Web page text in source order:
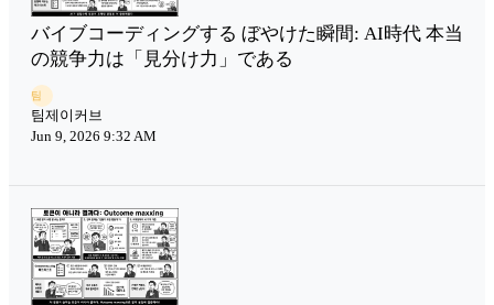
バイブコーディングする ぼやけた瞬間: AI時代 本当
の競争力は「見分け力」である
팀
팀제이커브
Jun 9, 2026 9:32 AM